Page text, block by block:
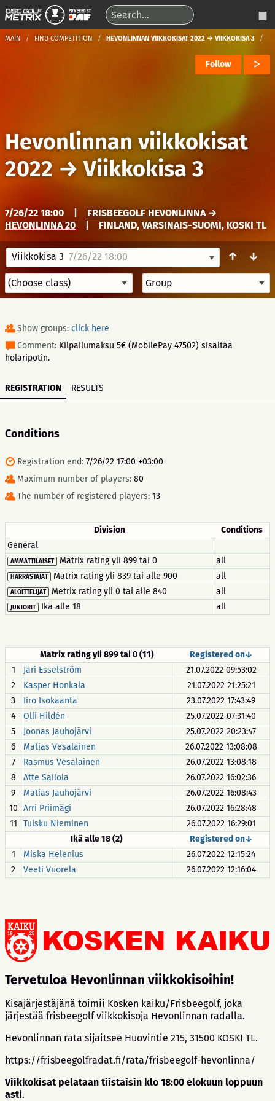
MAIN FIND COMPETITION HEVONLINNAN VIIKKOKISAT 2022 → VIIKKOKISA 3
Follow
Hevonlinnan viikkokisat
2022 →Viikkokisa 3
7/26/22 18:00
FRISBEEGOLF HEVONLINNA →
HEVONLINNA 20
FINLAND, VARSINAIS-SUOMI, KOSKI TL
Viikkokisa 3 7/26/22 18:00 ↑ ↓
Show groups: click here
Comment: Kilpailumaksu 5€ (MobilePay 47502) sisältää
holaripotin.
REGISTRATION RESULTS
Conditions
Registration end: 7/26/22 17:00 +03:00
Maximum number of players: 80
The number of registered players: 13
Division
Conditions
General
AMMATTILAISET Matrix rating yli 899 tai 0 all
HARRASTAJAT Matrix rating yli 839 tai alle 900 all
ALOITTELIJAT Metrix rating yli 0 tai alle 840 all
JUNIORIT Ikä alle 18 all
Matrix rating yli 899 tai 0 (11)
Registered on↓
1
Jari Esselström
21.07.2022 09:53:02
2
Kasper Honkala
21.07.2022 21:25:21
3
Iiro Isokääntä
23.07.2022 17:43:49
4
Olli Hildén
25.07.2022 07:31:40
5
Joonas Jauhojärvi
25.07.2022 20:23:47
6
Matias Vesalainen
26.07.2022 13:08:08
7
Rasmus Vesalainen
26.07.2022 13:08:18
8
Atte Sailola
26.07.2022 16:02:36
9
Matias Jauhojärvi
26.07.2022 16:08:43
10 Arri Priimägi
26.07.2022 16:28:48
11
Tuisku Nieminen
26.07.2022 16:29:01
Ikä alle 18 (2)
Registered on↓
1
Miska Helenius
26.07.2022 12:15:24
2
Veeti Vuorela 26.07.2022 12:16:04
Tervetuloa Hevonlinnan viikkokisoihin!
Kisajärjestäjänä toimii Kosken kaiku/Frisbeegolf, joka
järjestää frisbeegolf viikkokisoja Hevonlinnan radalla.
Hevonlinnan rata sijaitsee Huovintie 215, 31500 KOSKI TL.
https://frisbeegolfradat.fi/rata/frisbeegolf-hevonlinna/
Viikkokisat pelataan tiistaisin klo 18:00 elokuun loppuun
asti.